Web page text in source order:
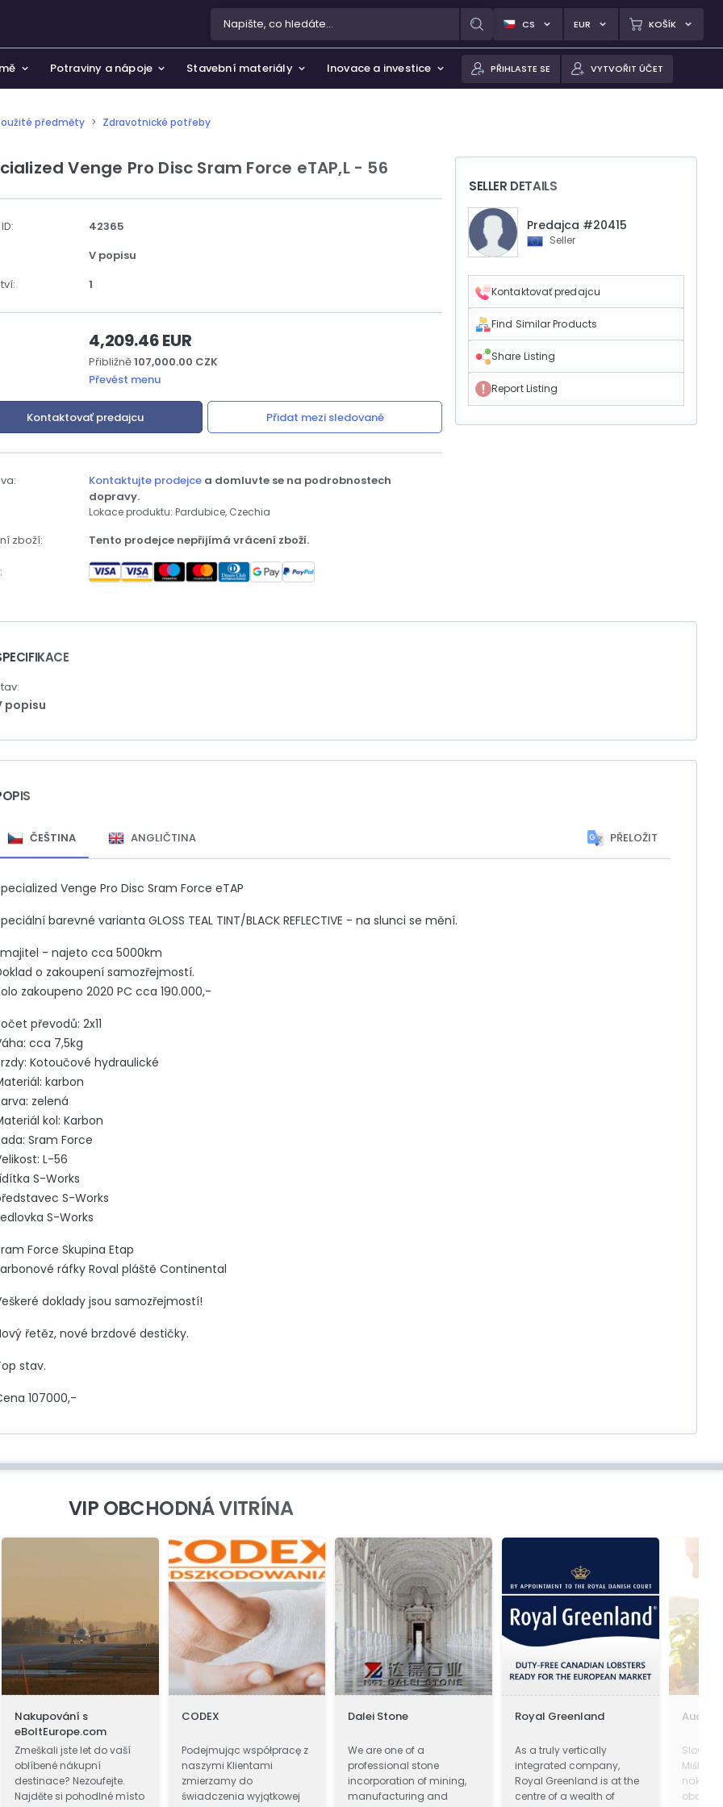
CS EUR KOŠÍK
Potraviny a nápoje Stavební materiály Inovace a investice
potřeby, hobby a volný čas
souborů cookie
PŘIHLASTE SE VYTVOŘIT ÚČET
předměty > Zdravotnické potřeby
Venge Pro Disc Sram Force eTAP,L - 56
42365
V popisu
1
4,209.46 EUR
Přibližně107,000.00 CZK
Převést menu
Kontaktovať predajcu Přidat mezi sledované
Kontaktujte prodejce a domluvte se na podrobnostech
dopravy.
Lokace produktu: Pardubice, Czechia
zboží: Tento prodejce nepřijímá vrácení zboží.
SELLER DETAILS
Predajca #20415
Seller
Kontaktovať predajcu
Find Similar Products
Share Listing
Report Listing
popisu
ČEŠTINA ANGLIČTINA PŘELOŽIT
Venge Pro Disc Sram Force eTAP
barevné varianta GLOSS TEAL TINT/BLACK REFLECTIVE - na slunci se mění.
- najeto cca 5000km
o zakoupení samozřejmostí.
zakoupeno 2020 PC cca 190.000,-
převodů: 2x11
cca 7,5kg
Kotoučové hydraulické
karbon
zelená
kol: Karbon
Sram Force
L-56
S-Works
S-Works
S-Works
Force Skupina Etap
ráfky Roval pláště Continental
doklady jsou samozřejmostí!
řetěz, nové brzdové destičky.
stav.
107000,-
VIP OBCHODNÁ VITRÍNA
Nakupování s
eBoltEurope.com
Zmeškali jste let do vaší
oblíbené nákupní
destinace? Nezoufejte.
Najděte si pohodlné místo
CODEX
Podejmując współpracę z
naszymi Klientami
zmierzamy do
świadczenia wyjątkowej
Dalei Stone
We are one of a
professional stone
incorporation of mining,
manufacturing and
Royal Greenland
As a truly vertically
integrated company,
Royal Greenland is at the
centre of a wealth of
Auchan